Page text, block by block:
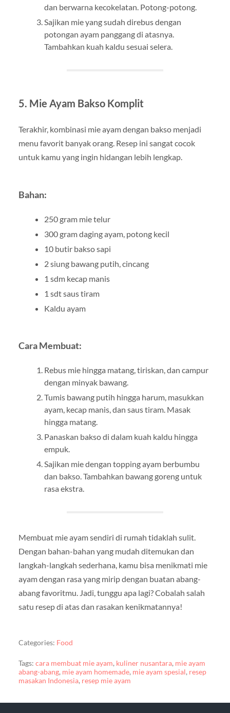
dan berwarna kecokelatan. Potong-potong.
Sajikan mie yang sudah direbus dengan
potongan ayam panggang di atasnya.
Tambahkan kuah kaldu sesuai selera.
5. Mie Ayam Bakso Komplit
Terakhir, kombinasi mie ayam dengan bakso menjadi
menu favorit banyak orang. Resep ini sangat cocok
untuk kamu yang ingin hidangan lebih lengkap.
Bahan:
250 gram mie telur
300 gram daging ayam, potong kecil
10 butir bakso sapi
2 siung bawang putih, cincang
1 sdm kecap manis
1 sdt saus tiram
Kaldu ayam
Cara Membuat:
Rebus mie hingga matang, tiriskan, dan campur
dengan minyak bawang.
Tumis bawang putih hingga harum, masukkan
ayam, kecap manis, dan saus tiram. Masak
hingga matang.
Panaskan bakso di dalam kuah kaldu hingga
empuk.
Sajikan mie dengan topping ayam berbumbu
dan bakso. Tambahkan bawang goreng untuk
rasa ekstra.
Membuat mie ayam sendiri di rumah tidaklah sulit.
Dengan bahan-bahan yang mudah ditemukan dan
langkah-langkah sederhana, kamu bisa menikmati mie
ayam dengan rasa yang mirip dengan buatan abang-
abang favoritmu. Jadi, tunggu apa lagi? Cobalah salah
satu resep di atas dan rasakan kenikmatannya!
Categories: Food
Tags: cara membuat mie ayam, kuliner nusantara, mie ayam
abang-abang, mie ayam homemade, mie ayam spesial, resep
masakan Indonesia, resep mie ayam